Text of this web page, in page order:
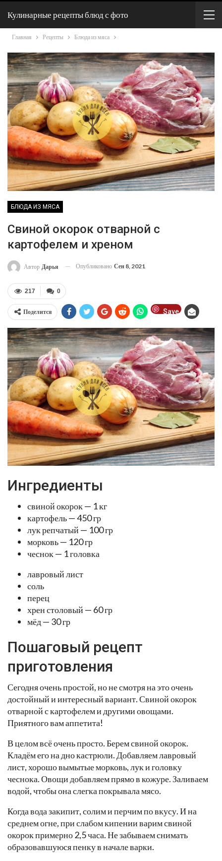
Кулинарные рецепты блюд с фото
Главная Рецепты Блюда из мяса
БЛЮДА ИЗ МЯСА
Свиной окорок отварной с
картофелем и хреном
Автор Дарья Опубликовано Сен 8, 2021
0
217
Поделится Save
Ингредиенты
свиной окорок — 1 кг
картофель — 450 гр
лук репчатый — 100 гр
морковь — 120 гр
чеснок — 1 головка
лавровый лист
соль
перец
хрен столовый — 60 гр
мёд — 30 гр
Пошаговый рецепт
приготовления
Сегодня очень простой, но не смотря на это очень
достойный и интересный вариант. Свиной окорок
отварной с картофелем и другими овощами.
Приятного вам аппетита!
В целом всё очень просто. Берем свиной окорок.
Кладём его на дно кастрюли. Добавляем лавровый
лист, хорошо вымытые морковь, лук и головку
чеснока. Овощи добавляем прямо в кожуре. Заливаем
водой, чтобы она слегка покрывала мясо.
Когда вода закипит, солим и перчим по вкусу. И на
среднем огне, при слабом кипении варим свиной
окорок примерно 2,5 часа. Не забываем снимать
образовавшуюся пенку в начале варки.